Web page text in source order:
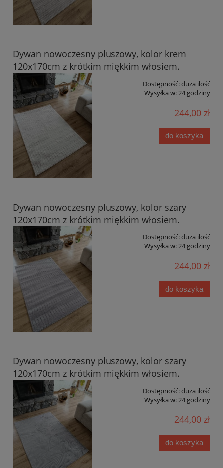
Dywan nowoczesny pluszowy, kolor krem
120x170cm z krótkim miękkim włosiem.
Dostępność:duża ilość
Wysyłka w:24 godziny
244,00 zł
do koszyka
Dywan nowoczesny pluszowy, kolor szary
120x170cm z krótkim miękkim włosiem.
Dostępność:duża ilość
Wysyłka w:24 godziny
244,00 zł
do koszyka
Dywan nowoczesny pluszowy, kolor szary
120x170cm z krótkim miękkim włosiem.
Dostępność:duża ilość
Wysyłka w: 24 godziny
244,00 zł
do koszyka